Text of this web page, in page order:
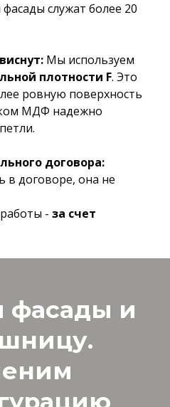
служат более 20
Мы используем
плотности F. Это
ровную поверхность
МДФ надежно
договора:
в договоре, она не
- за счет
фасады и